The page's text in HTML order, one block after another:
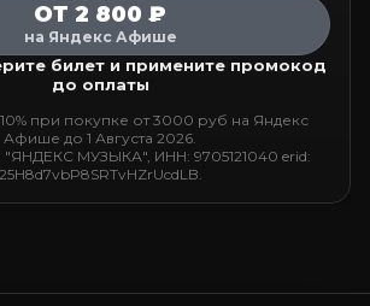
ОТ 2 800 ₽
на Яндекс Афише
билет и примените промокод
до оплаты
при покупке от 3000 руб на Яндекс
Афише до 1 Августа 2026.
МУЗЫКА", ИНН: 9705121040 erid:
25H8d7vbP8SRTvHZrUcdLB.